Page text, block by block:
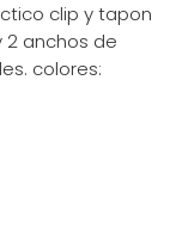
clip y tapon
2 anchos de
colores: